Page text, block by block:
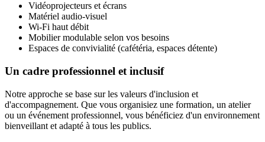
Vidéoprojecteurs et écrans
Matériel audio-visuel
Wi-Fi haut débit
Mobilier modulable selon vos besoins
Espaces de convivialité (cafétéria, espaces détente)
Un cadre professionnel et inclusif
Notre approche se base sur les valeurs d'inclusion et
d'accompagnement. Que vous organisiez une formation, un atelier
ou un événement professionnel, vous bénéficiez d'un environnement
bienveillant et adapté à tous les publics.